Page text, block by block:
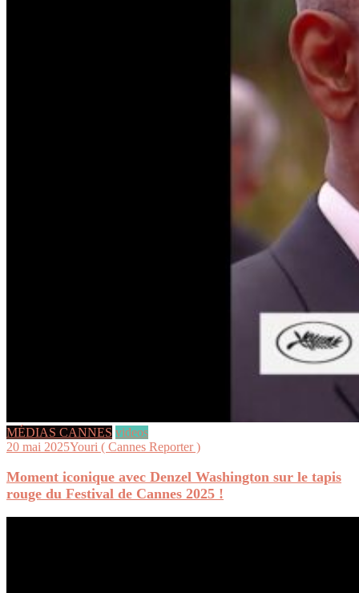
MÉDIAS CANNES videos
20 mai 2025Youri ( Cannes Reporter )
Moment iconique avec Denzel Washington sur le tapis
rouge du Festival de Cannes 2025 !